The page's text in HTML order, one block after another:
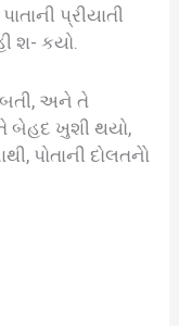
પ્રીયાતી
શ- કયો.
અને તે
બેહદ ખુશી થયો,
પોતાની દોલતનેો